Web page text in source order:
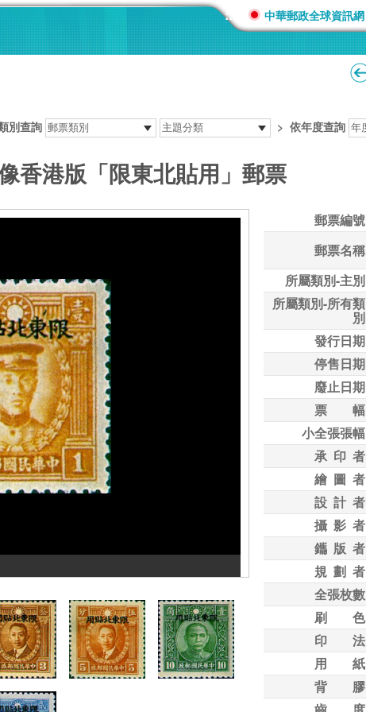
::: 中華郵政全球資訊網
別查詢 > 依年度查詢
香港版「限東北貼用」郵票
郵票編號
郵票名稱
所屬類別-主別
所屬類別-所有類
別
發行日期
停售日期
廢止日期
票 幅
小全張張幅
承 印 者
繪 圖 者
設 計 者
攝 影 者
鑴 版 者
規 劃 者
全張枚數
刷 色
印 法
用 紙
背 膠